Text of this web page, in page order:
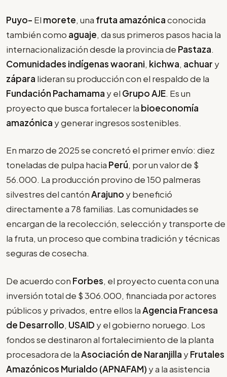
Puyo- El morete, una fruta amazónicaconocida
también como aguaje, da sus primeros pasos hacia la
internacionalización desde la provincia de Pastaza.
Comunidades indígenas waorani, kichwa, achuar y
zápara lideran su producción con el respaldo de la
Fundación Pachamama y el Grupo AJE. Es un
proyecto que busca fortalecer la bioeconomía
amazónica y generar ingresos sostenibles.
En marzo de 2025 se concretó el primer envío: diez
toneladas de pulpa hacia Perú, por un valor de $
56.000. La producción provino de 150 palmeras
silvestres del cantónArajuno y benefició
directamente a 78 familias. Las comunidades se
encargan de la recolección, selección y transporte de
la fruta, un proceso que combina tradición y técnicas
seguras de cosecha.
De acuerdo con Forbes, el proyecto cuenta con una
inversión total de $ 306.000, financiada por actores
públicos y privados, entre ellos laAgencia Francesa
de Desarrollo, USAID y el gobierno noruego. Los
fondos se destinaron al fortalecimiento de la planta
procesadora de laAsociación de Naranjilla yFrutales
Amazónicos Murialdo (APNAFAM) y a la asistencia